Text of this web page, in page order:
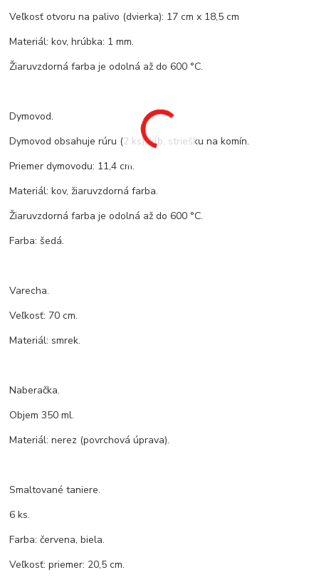
Veľkosť otvoru na palivo (dvierka): 17 cm x 18,5 cm
Materiál: kov, hrúbka: 1 mm.
Žiaruvzdorná farba je odolná až do 600 °C.
Dymovod.
Dymovod obsahuje rúru (2 ks), kĺb, striešku na komín.
Priemer dymovodu: 11,4 cm.
Materiál: kov, žiaruvzdorná farba.
Žiaruvzdorná farba je odolná až do 600 °C.
Farba: šedá.
Varecha.
Veľkosť: 70 cm.
Materiál: smrek.
Naberačka.
Objem 350 ml.
Materiál: nerez (povrchová úprava).
Smaltované taniere.
6 ks.
Farba: červena, biela.
Veľkosť: priemer: 20,5 cm.